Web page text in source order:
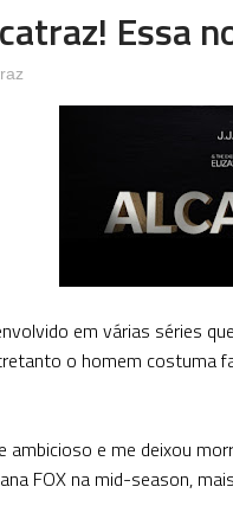
Essa
em várias séries
o homem costuma
e me deixou
FOX na mid-season,